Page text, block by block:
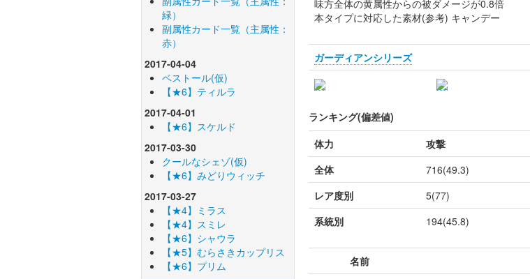
緑）
副属性カード一覧（主属性：
赤）
2017-04-04
ベストール(仮)
【★6】ティルラ
2017-04-01
【★6】スケルド
2017-03-30
クールなシェゾ(仮)
【★6】みどりウィッチ
2017-03-27
【★4】ミラス
【★4】スミレ
【★6】シャウラ
【★5】むらさきカップリス
【★6】プリム
味方全体の黄属性からの被ダメージが0.8倍
本タイプに対応した素材(参考) キャンデー
ガーディアンシリーズ
ランキング(偏差値)
体力
攻撃
全体
716(49.3)
レア度別
5(77)
系統別
194(45.8)
名前